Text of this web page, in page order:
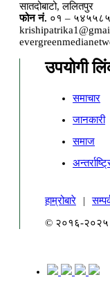
सातदोबाटो, ललितपुर
फोन नं. ०१ –
उपयोगी
समाचार
जानकारी
समाज
हाम्रोबारे |
© २०१६-